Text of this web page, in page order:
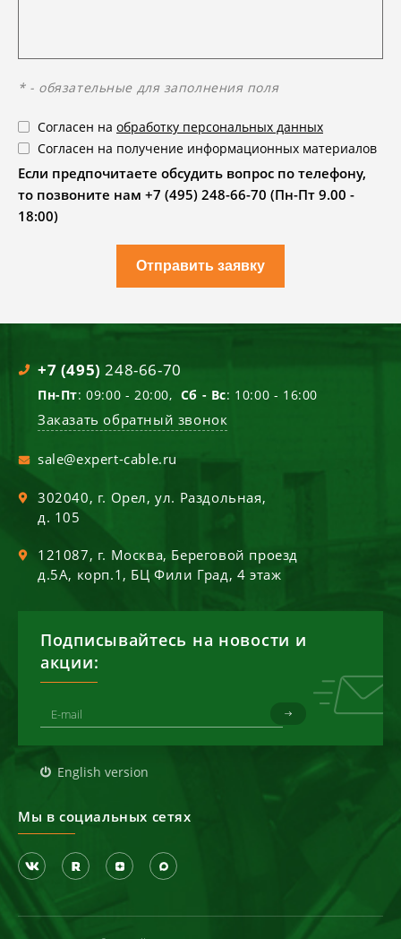
* - обязательные для заполнения поля
Согласен на обработку персональных данных
Согласен на получение информационных материалов
Если предпочитаете обсудить вопрос по телефону,
то позвоните нам +7 (495) 248-66-70 (Пн-Пт 9.00 -
18:00)
Отправить заявку
+7 (495) 248-66-70
Пн-Пт: 09:00 - 20:00, Сб - Вс: 10:00 - 16:00
Заказать обратный звонок
sale@expert-cable.ru
302040, г. Орел,ул. Раздольная,
д. 105
121087, г. Москва, Береговой проезд
д.5А, корп.1, БЦ Фили Град, 4 этаж
Подписывайтесь на новости и
акции:
English version
Мы в социальных сетях